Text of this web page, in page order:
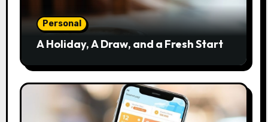
Personal
A Holiday, A Draw, and a Fresh Start